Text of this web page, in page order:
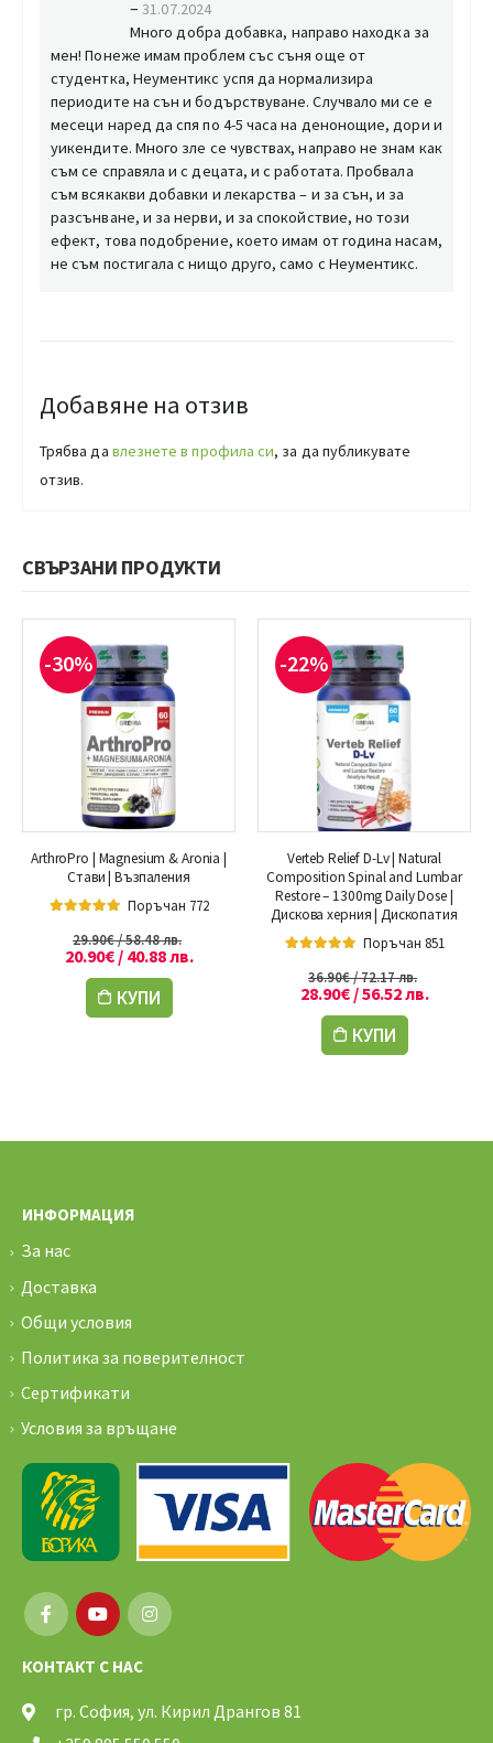
– 31.07.2024
Много добра добавка, направо находка за
мен! Понеже имам проблем със съня още от
студентка, Неументикс успя да нормализира
периодите на сън и бодърствуване. Случвало ми се е
месеци наред да спя по 4-5 часа на денонощие, дори и
уикендите. Много зле се чувствах, направо не знам как
съм се справяла и с децата, и с работата. Пробвала
съм всякакви добавки и лекарства – и за сън, и за
разсънване, и за нерви, и за спокойствие, но този
ефект, това подобрение, което имам от година насам,
не съм постигала с нищо друго, само с Неументикс.
Добавяне на отзив
Трябва да влезнете в профила си, за да публикувате
отзив.
СВЪРЗАНИ ПРОДУКТИ
-30%
ArthroPro | Magnesium & Aronia |
Стави | Възпаления
Поръчан 772
29.90€/ 58.48 лв.
20.90€/ 40.88 лв.
КУПИ
-22%
Verteb Relief D-Lv | Natural
Composition Spinal and Lumbar
Restore – 1300mg Daily Dose |
Дискова херния | Дископатия
Поръчан 851
36.90€/ 72.17 лв.
28.90€/ 56.52 лв.
КУПИ
ИНФОРМАЦИЯ
За нас
Доставка
Общи условия
Политика за поверителност
Сертификати
Условия за връщане
КОНТАКТ С НАС
гр. София, ул. Кирил Дрангов 81